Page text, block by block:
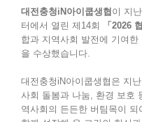
대전충청iN아이쿱생협 이 지
터에서 열린 제14회
「2026
합과 지역사회 발전에 기여
을 수상했습니다.
대전충청iN아이쿱생협은 지
사회 돌봄과 나눔, 환경 보호
역사회의 든든한 버팀목이